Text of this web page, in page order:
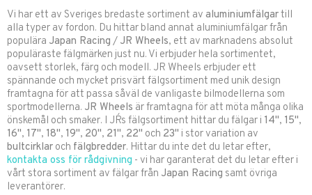
Vi har ett av Sveriges bredaste sortiment av aluminiumfälgartill
alla typer av fordon. Du hittar bland annat aluminiumfälgar från
populära Japan Racing / JR Wheels, ett av marknadens absolut
populäraste fälgmärken just nu. Vi erbjuder hela sortimentet,
oavsett storlek, färg och modell. JR Wheels erbjuder ett
spännande och mycket prisvärt fälgsortiment med unik design
framtagna för att passa såväl de vanligaste bilmodellerna som
sportmodellerna. JR Wheels är framtagna för att möta många olika
önskemål och smaker. I JR´s fälgsortiment hittar du fälgar i 14", 15",
16", 17", 18", 19", 20", 21", 22" och 23" i stor variation av
bultcirklar och fälgbredder. Hittar du inte det du letar efter,
kontakta oss för rådgivning - vi har garanterat det du letar efter i
vårt stora sortiment av fälgar från Japan Racing samt övriga
leverantörer.